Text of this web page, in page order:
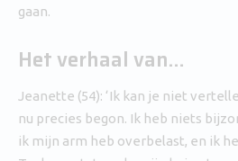
gaan.
Het verhaal van…
Jeanette (54): ‘Ik kan je niet
nu precies begon. Ik heb niets
ik mijn arm heb overbelast, en ik